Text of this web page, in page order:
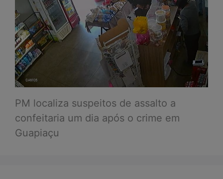
PM localiza suspeitos de assalto a
confeitaria um dia após o crime em
Guapiaçu